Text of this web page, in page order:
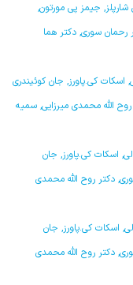
جیمز پی مورتون,
رحمان سوری, دکتر هما
تی.هالی, اسکات کی.پاورز, جان کوئیندری
الله محمدی میرزایی, سمیه
اسکات کی.پاورز, جان
دکتر روح الله محمدی
اسکات کی.پاورز, جان
دکتر روح الله محمدی